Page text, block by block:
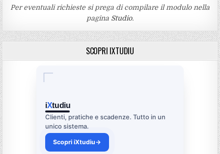
Per eventuali richieste si prega di compilare il modulo nella
pagina Studio.
SCOPRI IXTUDIU
iXtudiu
Clienti, pratiche e scadenze. Tutto in un
unico sistema.
Scopri iXtudiu→